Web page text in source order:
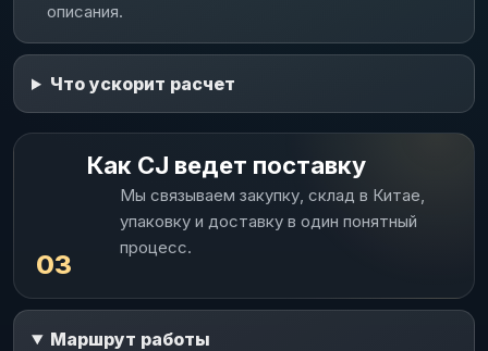
описания.
Что ускорит расчет
03
Как CJ ведет поставку
Мы связываем закупку, склад в Китае,
упаковку и доставку в один понятный
процесс.
Маршрут работы